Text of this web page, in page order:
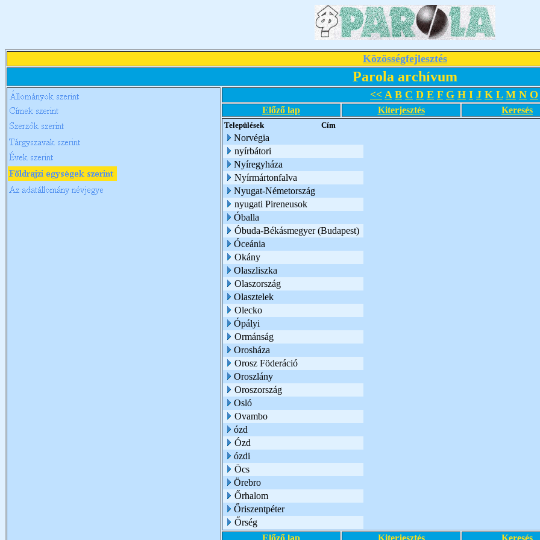
Közösségfejlesztés
Parola archívum
<< A B C D E F G H I J K L M N O
Előző lap Kiterjesztés Keresés
Települések Cím
Norvégia
nyírbátori
Nyíregyháza
Nyírmártonfalva
Nyugat-Németország
nyugati Pireneusok
Óballa
Óbuda-Békásmegyer (Budapest)
Óceánia
Okány
Olaszliszka
Olaszország
Olasztelek
Olecko
Ópályi
Ormánság
Orosháza
Orosz Föderáció
Oroszlány
Oroszország
Osló
Ovambo
ózd
Ózd
ózdi
Öcs
Örebro
Őrhalom
Őriszentpéter
Őrség
Előző lap
Kiterjesztés Keresés